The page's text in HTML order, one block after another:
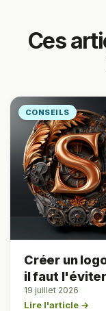
Ces
CONSEILS
Créer un
il faut l'éviter
19 juillet 2026
Lire l'article →